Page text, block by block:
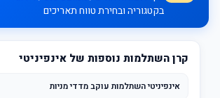
בקטגוריה ובחירת טווח תאריכים
קרן השתלמות נוספות של אינפיניטי
אינפיניטי השתלמות עוקב מדדי מניות